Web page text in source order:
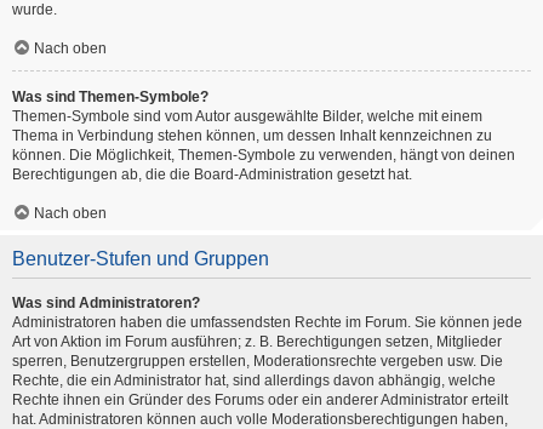
wurde.
Nach oben
Was sind Themen-Symbole?
Themen-Symbole sind vom Autor ausgewählte Bilder, welche mit einem
Thema in Verbindung stehen können, um dessen Inhalt kennzeichnen zu
können. Die Möglichkeit, Themen-Symbole zu verwenden, hängt von deinen
Berechtigungen ab, die die Board-Administration gesetzt hat.
Nach oben
Benutzer-Stufen und Gruppen
Was sind Administratoren?
Administratoren haben die umfassendsten Rechte im Forum. Sie können jede
Art von Aktion im Forum ausführen; z. B. Berechtigungen setzen, Mitglieder
sperren, Benutzergruppen erstellen, Moderationsrechte vergeben usw. Die
Rechte, die ein Administrator hat, sind allerdings davon abhängig, welche
Rechte ihnen ein Gründer des Forums oder ein anderer Administrator erteilt
hat. Administratoren können auch volle Moderationsberechtigungen haben,